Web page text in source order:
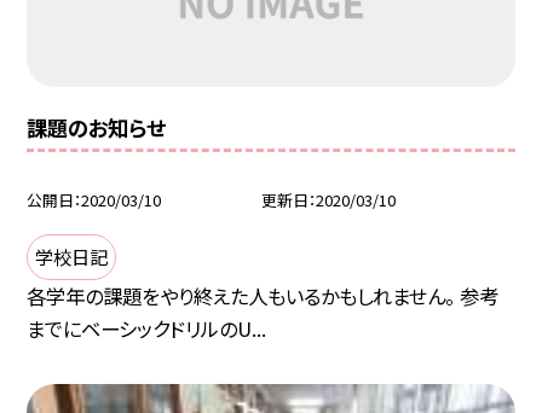
課題のお知らせ
公開日 2020/03/10 更新日 2020/03/10
学校日記
各学年の課題をやり終えた人もいるかもしれません。 参考
までにベーシックドリルのU...